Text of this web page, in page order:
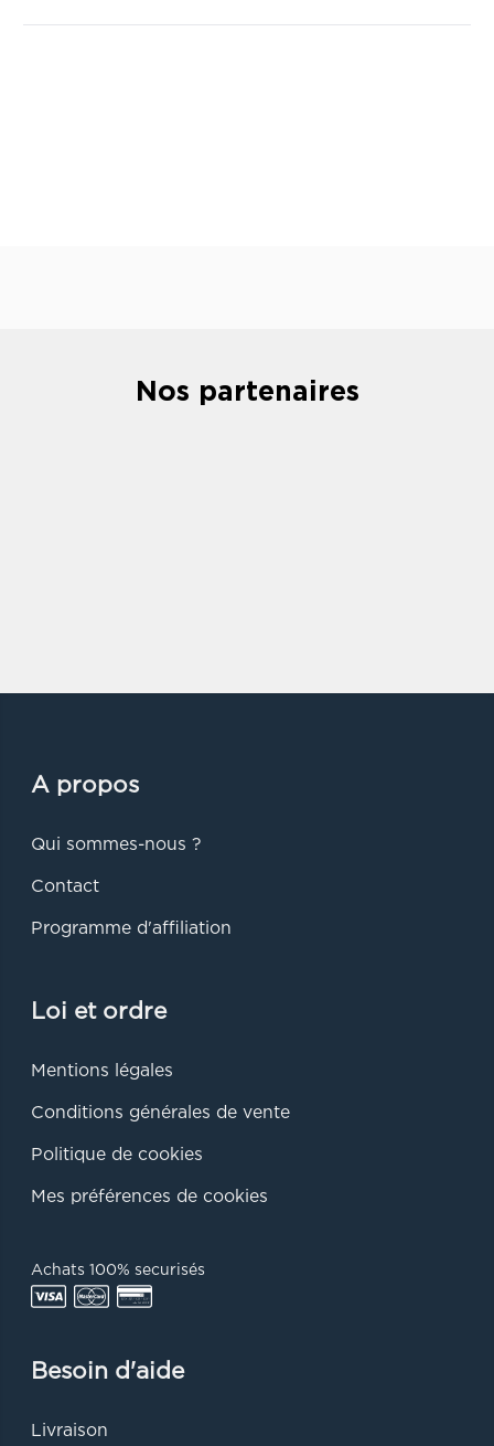
Nos partenaires
A propos
Qui sommes-nous ?
Contact
Programme d'affiliation
Loi et ordre
Mentions légales
Conditions générales de vente
Politique de cookies
Mes préférences de cookies
Achats 100% securisés
Besoin d'aide
Livraison